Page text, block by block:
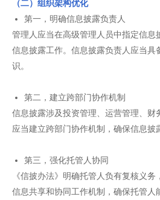
（二）组织架构优化
第一，明确信息披露负责人
管理人应当在高级管理人员中指定信息
信息披露工作。信息披露负责人应当具
识。
第二，建立跨部门协作机制
信息披露涉及投资管理、运营管理、财
应当建立跨部门协作机制，确保信息披
第三，强化托管人协同
《信披办法》明确托管人负有复核义
信息共享和协同工作机制，确保托管人